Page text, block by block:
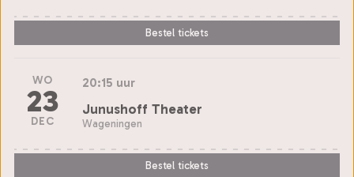
Bestel tickets
WO
23
DEC
20:15 uur
Junushoff Theater
Wageningen
Bestel tickets